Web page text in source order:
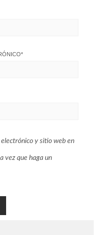
*
y sitio web en
vez que haga un